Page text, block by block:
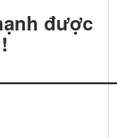
được